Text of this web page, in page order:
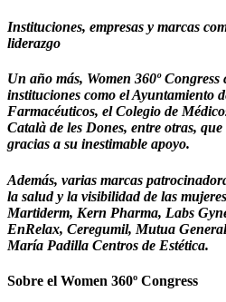
Instituciones, empresas y marcas
liderazgo
Un año más, Women 360º Congress
instituciones como el Ayuntamiento
Farmacéuticos, el Colegio de
Català de les Dones, entre otras,
gracias a su inestimable apoyo.
Además, varias marcas
la salud y la visibilidad de las
Martiderm, Kern Pharma, Labs
EnRelax, Ceregumil, Mutua
María Padilla Centros de Estética.
Sobre el Women 360º Congress